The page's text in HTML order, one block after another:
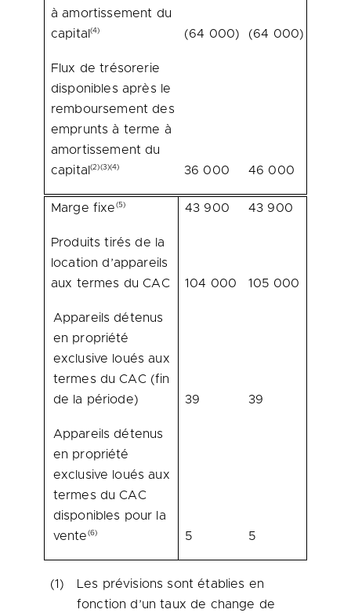
à amortissement du
capital(4) (64 000) (64 000)
Flux de trésorerie
disponibles après le
remboursement des
emprunts à terme à
amortissement du
capital(2)(3)(4) 36 000 46 000
Marge fixe (5) 43 900 43 900
Produits tirés de la
location d’appareils
aux termes du CAC
104 000 105 000
Appareils détenus
en propriété
exclusive loués aux
termes du CAC (fin
de la période)
39 39
Appareils détenus
en propriété
exclusive loués aux
termes du CAC
disponibles pour la
vente (6) 5 5
(1)
Les prévisions sont établies en
fonction d’un taux de change de